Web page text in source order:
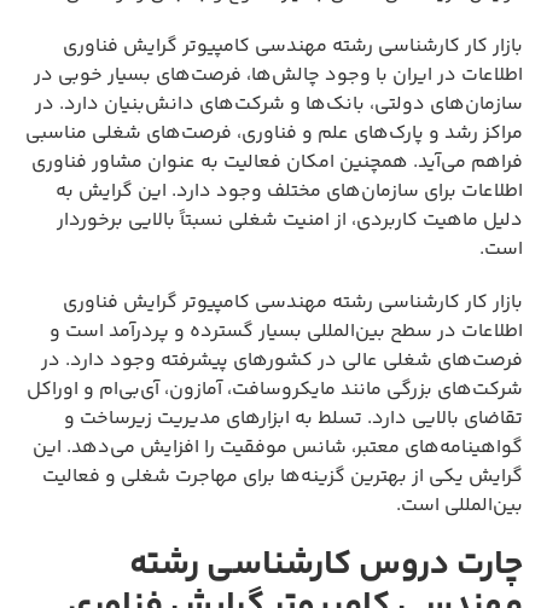
بازار کار کارشناسی رشته مهندسی کامپیوتر گرایش فناوری
اطلاعات در ایران با وجود چالش‌ها، فرصت‌های بسیار خوبی در
سازمان‌های دولتی، بانک‌ها و شرکت‌های دانش‌بنیان دارد. در
مراکز رشد و پارک‌های علم و فناوری، فرصت‌های شغلی مناسبی
فراهم می‌آید. همچنین امکان فعالیت به عنوان مشاور فناوری
اطلاعات برای سازمان‌های مختلف وجود دارد. این گرایش به
دلیل ماهیت کاربردی، از امنیت شغلی نسبتاً بالایی برخوردار
است.
بازار کار کارشناسی رشته مهندسی کامپیوتر گرایش فناوری
اطلاعات در سطح بین‌المللی بسیار گسترده و پردرآمد است و
فرصت‌های شغلی عالی در کشورهای پیشرفته وجود دارد. در
شرکت‌های بزرگی مانند مایکروسافت، آمازون، آی‌بی‌ام و اوراکل
تقاضای بالایی دارد. تسلط به ابزارهای مدیریت زیرساخت و
گواهینامه‌های معتبر، شانس موفقیت را افزایش می‌دهد. این
گرایش یکی از بهترین گزینه‌ها برای مهاجرت شغلی و فعالیت
بین‌المللی است.
چارت دروس کارشناسی رشته